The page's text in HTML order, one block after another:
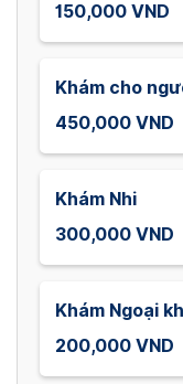
150,000 VND
Khám cho
450,000 VND
Khám Nhi
300,000 VND
Khám Ngoại
200,000 VND